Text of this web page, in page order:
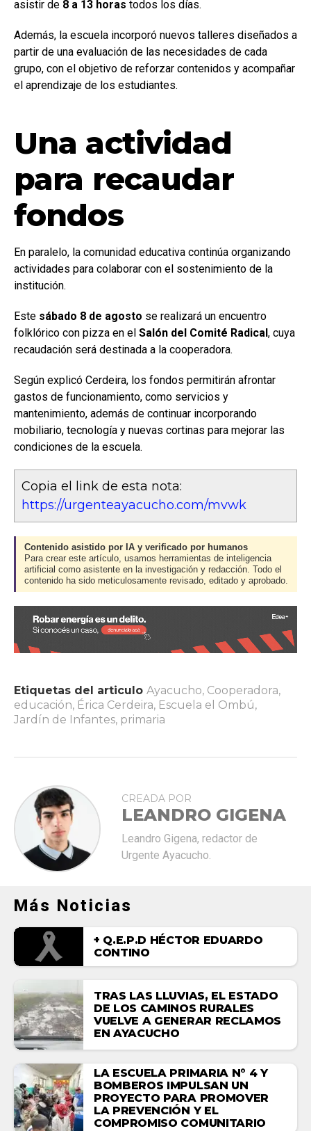
asistir de 8 a 13 horas todos los días.
Además, la escuela incorporó nuevos talleres diseñados a
partir de una evaluación de las necesidades de cada
grupo, con el objetivo de reforzar contenidos y acompañar
el aprendizaje de los estudiantes.
Una actividad
para recaudar
fondos
En paralelo, la comunidad educativa continúa organizando
actividades para colaborar con el sostenimiento de la
institución.
Este sábado 8 de agosto se realizará un encuentro
folklórico con pizza en el Salón del Comité Radical, cuya
recaudación será destinada a la cooperadora.
Según explicó Cerdeira, los fondos permitirán afrontar
gastos de funcionamiento, como servicios y
mantenimiento, además de continuar incorporando
mobiliario, tecnología y nuevas cortinas para mejorar las
condiciones de la escuela.
Copia el link de esta nota:
https://urgenteayacucho.com/mvwk
Contenido asistido por IA y verificado por humanos
Para crear este artículo, usamos herramientas de inteligencia
artificial como asistente en la investigación y redacción. Todo el
contenido ha sido meticulosamente revisado, editado y aprobado.
Etiquetas del articulo Ayacucho, Cooperadora,
educación, Érica Cerdeira, Escuela el Ombú,
Jardín de Infantes, primaria
CREADA POR
LEANDRO GIGENA
Leandro Gigena, redactor de
Urgente Ayacucho.
Más Noticias
+ Q.E.P.D HÉCTOR EDUARDO
CONTINO
TRAS LAS LLUVIAS, EL ESTADO
DE LOS CAMINOS RURALES
VUELVE A GENERAR RECLAMOS
EN AYACUCHO
LA ESCUELA PRIMARIA N° 4 Y
BOMBEROS IMPULSAN UN
PROYECTO PARA PROMOVER
LA PREVENCIÓN Y EL
COMPROMISO COMUNITARIO